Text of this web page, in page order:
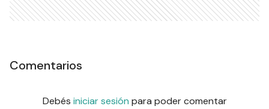
Comentarios
Debés iniciar sesión para poder comentar